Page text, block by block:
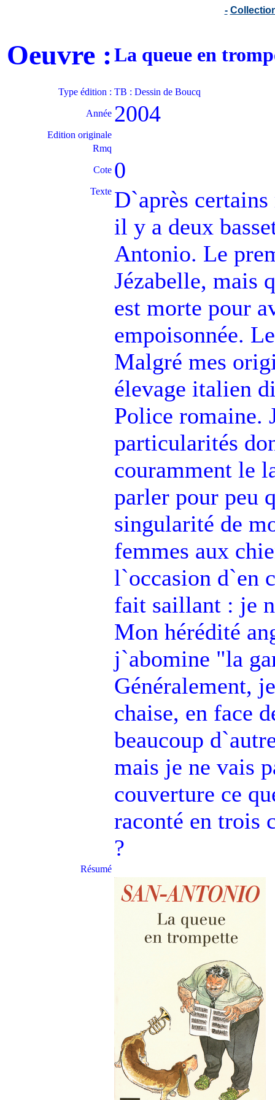
-
Oeuvre :La queue en
Type édition : TB : Dessin de Boucq
Année 2004
Edition originale
Rmq
Cote 0
Texte D`après
il y a deux
Antonio. Le
Jézabelle, mais
est morte pour
empoisonnée.
Malgré mes
élevage italien
Police romaine.
particularités
couramment le
parler pour peu
singularité de
femmes aux
l`occasion d`en
fait saillant : je
Mon hérédité
j`abomine "la
Généralement,
chaise, en face
beaucoup
mais je ne vais
couverture ce
raconté en trois
?
Résumé